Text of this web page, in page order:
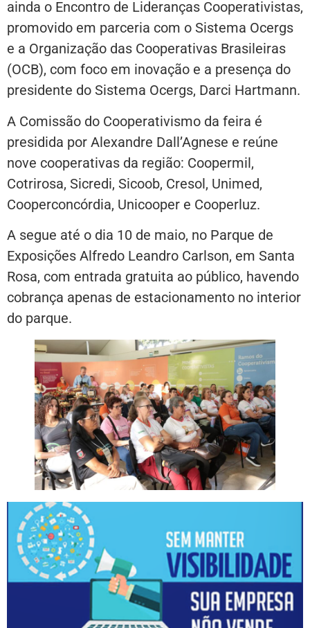
ainda o Encontro de Lideranças Cooperativistas,
promovido em parceria com o Sistema Ocergs
e a Organização das Cooperativas Brasileiras
(OCB), com foco em inovação e a presença do
presidente do Sistema Ocergs, Darci Hartmann.
A Comissão do Cooperativismo da feira é
presidida por Alexandre Dall’Agnese e reúne
nove cooperativas da região: Coopermil,
Cotrirosa, Sicredi, Sicoob, Cresol, Unimed,
Cooperconcórdia, Unicooper e Cooperluz.
A segue até o dia 10 de maio, no Parque de
Exposições Alfredo Leandro Carlson, em Santa
Rosa, com entrada gratuita ao público, havendo
cobrança apenas de estacionamento no interior
do parque.